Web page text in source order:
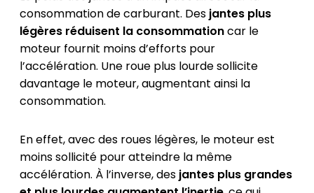
consommation de carburant. Des jantes plus
légères réduisent la consommationcar le
moteur fournit moins d’efforts pour
l’accélération. Une roue plus lourde sollicite
davantage le moteur, augmentant ainsi la
consommation.
En effet, avec des roues légères, le moteur est
moins sollicité pour atteindre la même
accélération. À l’inverse, des jantes plus grandes